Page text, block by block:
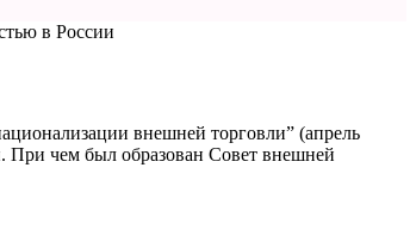
в России
внешней торговли” (апрель
При чем был образован Совет внешней